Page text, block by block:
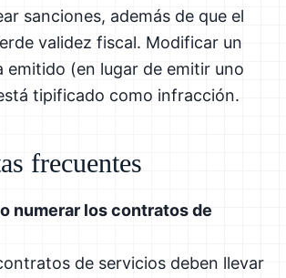
sanciones, además de que el
validez fiscal. Modificar un
emitido (en lugar de emitir uno
tipificado como infracción.
frecuentes
numerar los contratos de
de servicios deben llevar